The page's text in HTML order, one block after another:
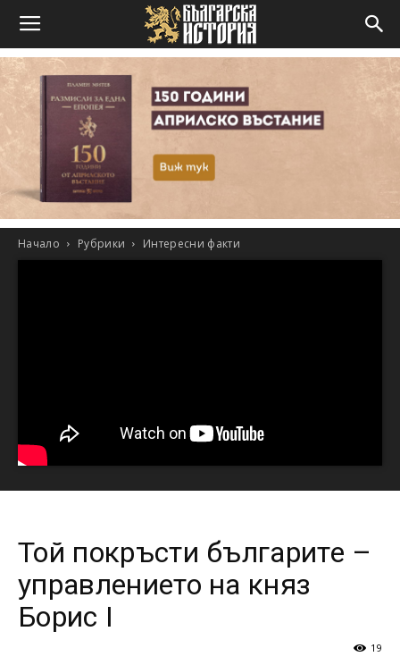
Начало Рубрики Интересни факти
Той покръсти българите –
управлението на княз
Борис I
19